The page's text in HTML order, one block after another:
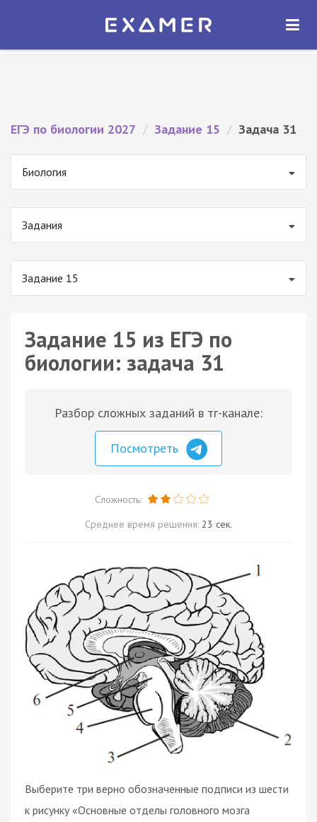
Экзамер — ЕГЭ 2027
ОТКРЫТЬ
ЕГЭ по биологии 2027 / Задание 15 / Задача 31
Биология
Задания
Задание 15
Задание 15 из ЕГЭ по
биологии: задача 31
Разбор сложных заданий в тг-канале:
Посмотреть
Сложность:
Среднее время решения: 23 сек.
Выберите три верно обозначенные подписи из шести
к рисунку «Основные отделы головного мозга